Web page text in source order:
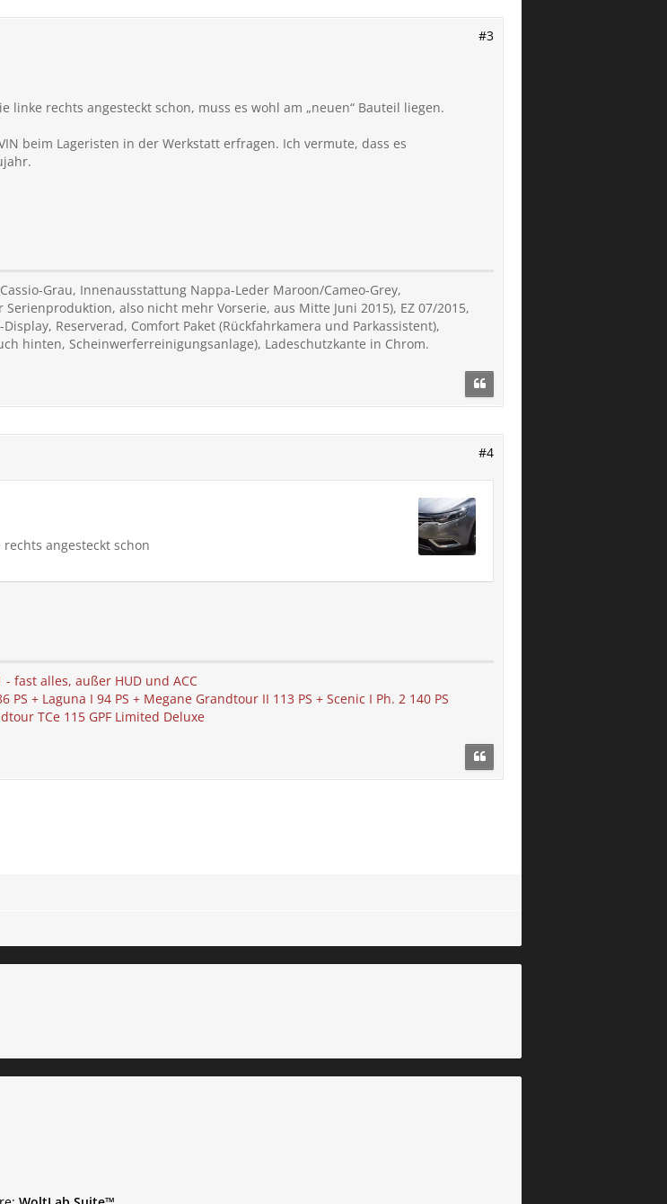
#3
rechts angesteckt schon, muss es wohl am „neuen“ Bauteil liegen.
beim Lageristen in der Werkstatt erfragen. Ich vermute, dass es
Grau, Innenausstattung Nappa-Leder Maroon/Cameo-Grey,
also nicht mehr Vorserie, aus Mitte Juni 2015), EZ 07/2015,
Reserverad, Comfort Paket (Rückfahrkamera und Parkassistent),
hinten, Scheinwerferreinigungsanlage), Ladeschutzkante in Chrom.
#4
angesteckt schon
- fast alles, außer HUD und ACC
+ Laguna I 94 PS + Megane Grandtour II 113 PS + Scenic I Ph. 2 140 PS
TCe 115 GPF Limited Deluxe